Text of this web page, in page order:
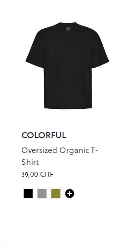
COLORFUL
STANDARD
Oversized Organic T-
Shirt
39,00 CHF
Colour
Deep Black
Heather Grey
Dusty Olive